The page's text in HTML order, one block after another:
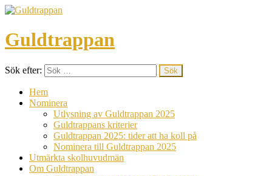
Guldtrappan
Sök efter:
Hem
Nominera
Utlysning av Guldtrappan 2025
Guldtrappans kriterier
Guldtrappan 2025: tider att ha koll på
Nominera till Guldtrappan 2025
Utmärkta skolhuvudmän
Om Guldtrappan